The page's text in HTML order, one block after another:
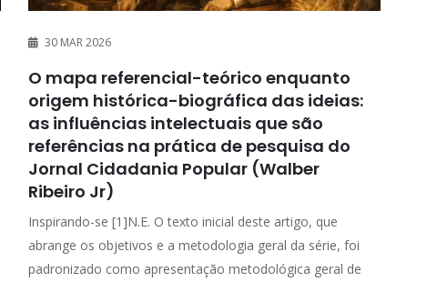
30 MAR 2026
O mapa referencial-teórico enquanto
origem histórica-biográfica das ideias:
as influências intelectuais que são
referências na prática de pesquisa do
Jornal Cidadania Popular (Walber
Ribeiro Jr)
Inspirando-se [1]N.E. O texto inicial deste artigo, que
abrange os objetivos e a metodologia geral da série, foi
padronizado como apresentação metodológica geral de